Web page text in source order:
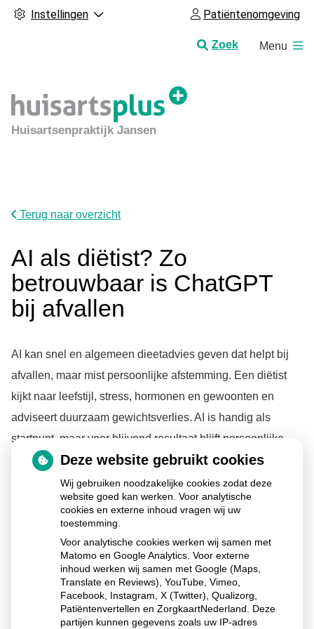
Instellingen Patiëntenomgeving
Zoek
Huisartsenpraktijk Jansen
Menu
Terug naar overzicht
AI als diëtist? Zo
betrouwbaar is ChatGPT
bij afvallen
AI kan snel en algemeen dieetadvies geven dat helpt bij
afvallen, maar mist persoonlijke afstemming. Een diëtist
kijkt naar leefstijl, stress, hormonen en gewoonten en
adviseert duurzaam gewichtsverlies. AI is handig als
startpunt, maar voor blijvend resultaat blijft persoonlijke
begeleiding belangrijk.
Lees het hele artikel op:
Publicatiedatum:12-01-2026
Deze website gebruikt cookies
Wij gebruiken noodzakelijke cookies zodat deze
website goed kan werken. Voor analytische
cookies en externe inhoud vragen wij uw
toestemming.
Voor analytische cookies werken wij samen met
Matomo en Google Analytics. Voor externe
inhoud werken wij samen met Google (Maps,
Translate en Reviews), YouTube, Vimeo,
Facebook, Instagram, X (Twitter), Qualizorg,
Patiëntenvertellen en ZorgkaartNederland. Deze
partijen kunnen gegevens zoals uw IP-adres